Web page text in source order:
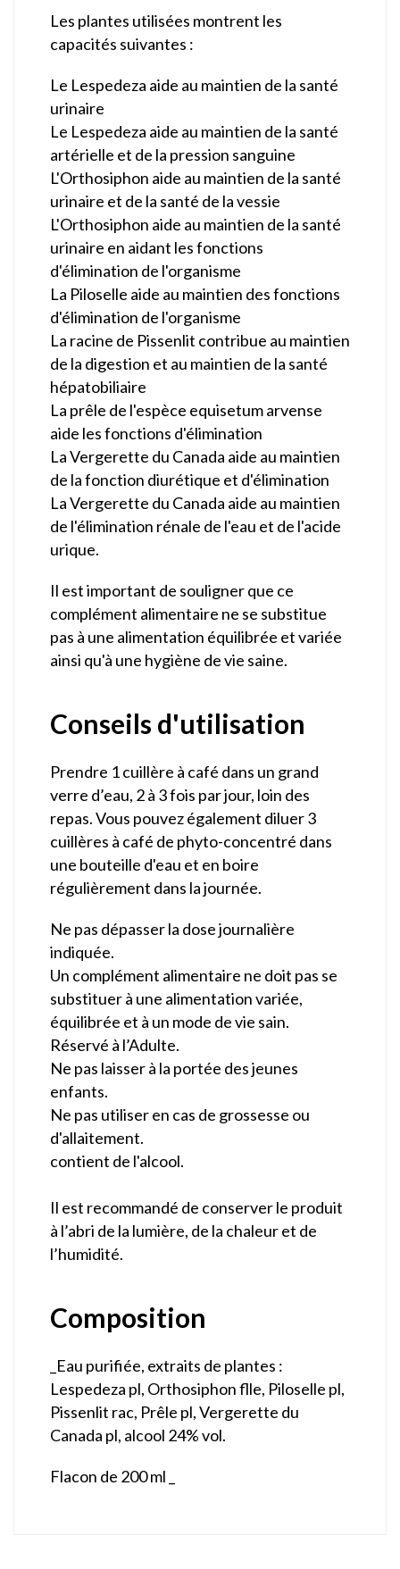
Les plantes utilisées montrent les
capacités suivantes :
Le Lespedeza aide au maintien de la santé
urinaire
Le Lespedeza aide au maintien de la santé
artérielle et de la pression sanguine
L'Orthosiphon aide au maintien de la santé
urinaire et de la santé de la vessie
L'Orthosiphon aide au maintien de la santé
urinaire en aidant les fonctions
d'élimination de l'organisme
La Piloselle aide au maintien des fonctions
d'élimination de l'organisme
La racine de Pissenlit contribue au maintien
de la digestion et au maintien de la santé
hépatobiliaire
La prêle de l'espèce equisetum arvense
aide les fonctions d'élimination
La Vergerette du Canada aide au maintien
de la fonction diurétique et d'élimination
La Vergerette du Canada aide au maintien
de l'élimination rénale de l'eau et de l'acide
urique.
Il est important de souligner que ce
complément alimentaire ne se substitue
pas à une alimentation équilibrée et variée
ainsi qu'à une hygiène de vie saine.
Conseils d'utilisation
Prendre 1 cuillère à café dans un grand
verre d’eau, 2 à 3 fois par jour, loin des
repas. Vous pouvez également diluer 3
cuillères à café de phyto-concentré dans
une bouteille d'eau et en boire
régulièrement dans la journée.
Ne pas dépasser la dose journalière
indiquée.
Un complément alimentaire ne doit pas se
substituer à une alimentation variée,
équilibrée et à un mode de vie sain.
Réservé à l’Adulte.
Ne pas laisser à la portée des jeunes
enfants.
Ne pas utiliser en cas de grossesse ou
d'allaitement.
contient de l'alcool.
Il est recommandé de conserver le produit
à l’abri de la lumière, de la chaleur et de
l’humidité.
Composition
_Eau purifiée, extraits de plantes :
Lespedeza pl, Orthosiphon flle, Piloselle pl,
Pissenlit rac, Prêle pl, Vergerette du
Canada pl, alcool 24% vol.
Flacon de 200 ml _